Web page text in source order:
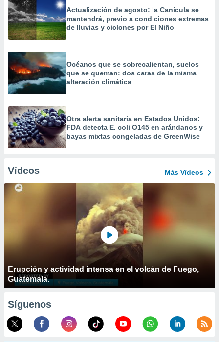
Actualización de agosto: la Canícula se
mantendrá, previo a condiciones extremas
de lluvias y ciclones por El Niño
Océanos que se sobrecalientan, suelos
que se queman: dos caras de la misma
alteración climática
Otra alerta sanitaria en Estados Unidos:
FDA detecta E. coli O145 en arándanos y
bayas mixtas congeladas de GreenWise
Vídeos Más Vídeos
Erupción y actividad intensa en el volcán de Fuego,
Guatemala.
Síguenos